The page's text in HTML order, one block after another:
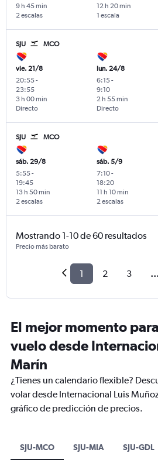
2 escalas
9 h 45 min
1 escala
12 h 20 min
SJU MCO
vie. 21/8
20:55-
23:55
Directo
3 h 00 min
lun. 24/8
6:15-
9:10
Directo
2 h 55 min
SJU MCO
sáb. 29/8
5:55-
19:45
2 escalas
13 h 50 min
sáb. 5/9
7:10-
18:20
2 escalas
11 h 10 min
Mostrando 1-10 de 60 resultados
Precio más barato
1 2 3 ...
El mejor momento
vuelo desde
Marín
¿Tienes un calendario flexible?
volar desde Internacional Luis
gráfico de predicción de precios.
SJU-MCO SJU-MIA SJU-GDL